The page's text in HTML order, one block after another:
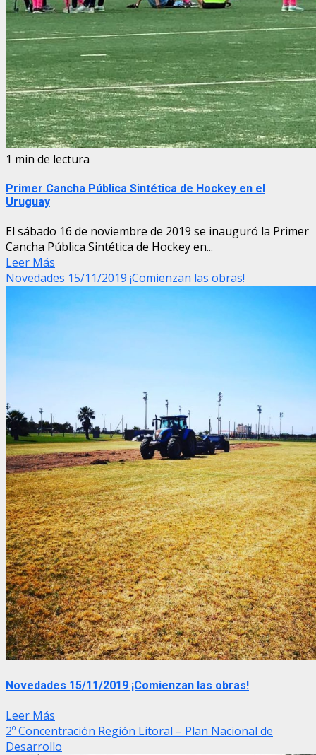
1 min de lectura
Primer Cancha Pública Sintética de Hockey en el
Uruguay
El sábado 16 de noviembre de 2019 se inauguró la Primer
Cancha Pública Sintética de Hockey en...
Leer Más
Novedades 15/11/2019 ¡Comienzan las obras!
Novedades 15/11/2019 ¡Comienzan las obras!
Leer Más
2º Concentración Región Litoral – Plan Nacional de
Desarrollo